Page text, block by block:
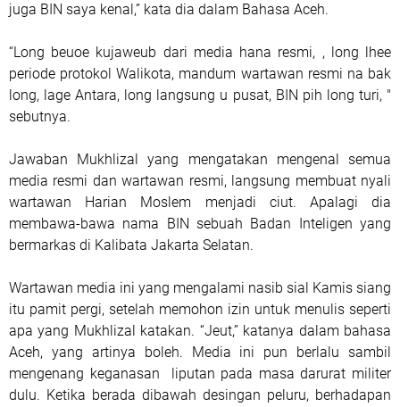
juga BIN saya kenal,” kata dia dalam Bahasa Aceh.
“Long beuoe kujaweub dari media hana resmi, , long lhee
periode protokol Walikota, mandum wartawan resmi na bak
long, lage Antara, long langsung u pusat, BIN pih long turi, "
sebutnya.
Jawaban Mukhlizal yang mengatakan mengenal semua
media resmi dan wartawan resmi, langsung membuat nyali
wartawan Harian Moslem menjadi ciut. Apalagi dia
membawa-bawa nama BIN sebuah Badan Inteligen yang
bermarkas di Kalibata Jakarta Selatan.
Wartawan media ini yang mengalami nasib sial Kamis siang
itu pamit pergi, setelah memohon izin untuk menulis seperti
apa yang Mukhlizal katakan. “Jeut,” katanya dalam bahasa
Aceh, yang artinya boleh. Media ini pun berlalu sambil
mengenang keganasan
liputan pada masa darurat militer
dulu. Ketika berada dibawah desingan peluru, berhadapan